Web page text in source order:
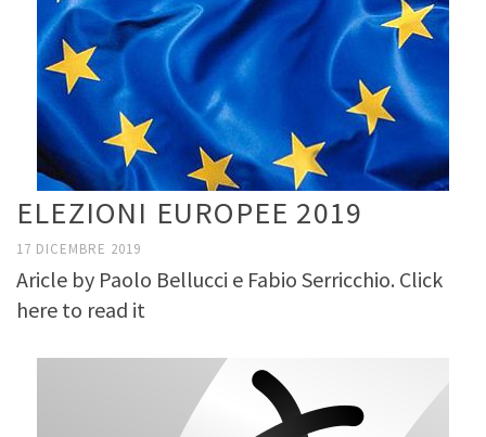
ELEZIONI EUROPEE 2019
17 DICEMBRE 2019
Aricle by Paolo Bellucci e Fabio Serricchio. Click
here to read it